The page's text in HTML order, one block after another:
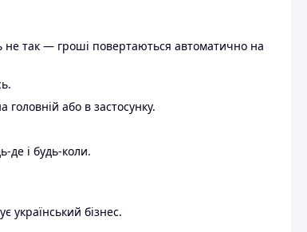
не так — гроші повертаються автоматично на
або в застосунку.
де і будь-коли.
український бізнес.